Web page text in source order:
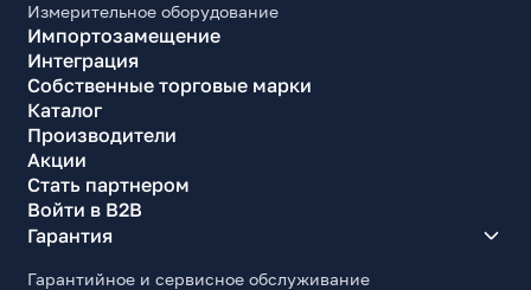
Измерительное оборудование
Импортозамещение
Интеграция
Собственные торговые марки
Каталог
Производители
Акции
Стать партнером
Войти в B2B
Гарантия
Гарантийное и сервисное обслуживание